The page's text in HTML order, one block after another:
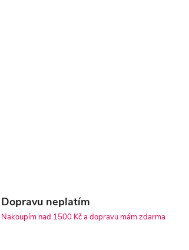
Dopravu neplatím
Nakoupím nad 1500 Kč a dopravu mám zdarma